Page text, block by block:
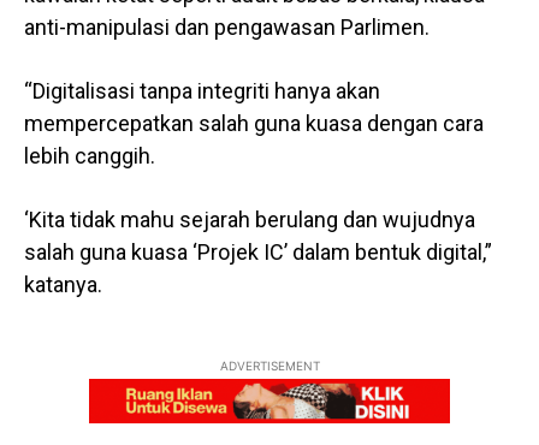
anti-manipulasi dan pengawasan Parlimen.
“Digitalisasi tanpa integriti hanya akan
mempercepatkan salah guna kuasa dengan cara
lebih canggih.
‘Kita tidak mahu sejarah berulang dan wujudnya
salah guna kuasa ‘Projek IC’ dalam bentuk digital,”
katanya.
ADVERTISEMENT